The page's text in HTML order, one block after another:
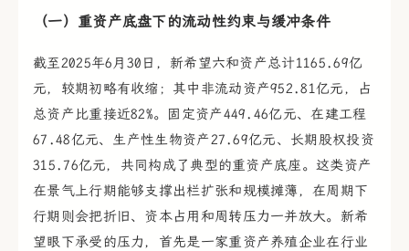
（一）重资产底盘下的流动性约束与缓冲条件
截至2025年6月30日，新希望六和资产总计1165.69亿
元，较期初略有收缩；其中非流动资产952.81亿元，占
总资产比重接近82%。固定资产449.46亿元、在建工程
67.48亿元、生产性生物资产27.69亿元、长期股权投资
315.76亿元，共同构成了典型的重资产底座。这类资产
在景气上行期能够支撑出栏扩张和规模摊薄，在周期下
行期则会把折旧、资本占用和周转压力一并放大。新希
望眼下承受的压力，首先是一家重资产养殖企业在行业